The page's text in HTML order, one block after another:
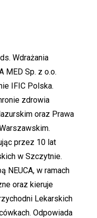
Wdrażania
MED Sp. z o.o.
IFIC Polska.
zdrowia
oraz Prawa
przez 10 lat
w Szczytnie.
NEUCA, w ramach
oraz kieruje
Lekarskich
Odpowiada